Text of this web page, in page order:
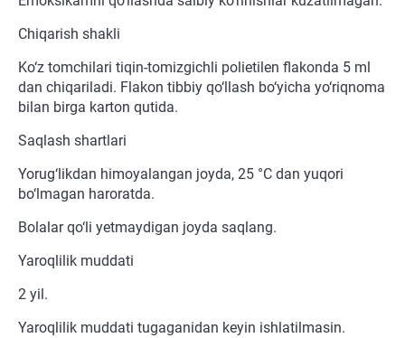
Chiqarish shakli
Ko‘z tomchilari tiqin-tomizgichli polietilen flakonda 5 ml
dan chiqariladi. Flakon tibbiy qo‘llash bo‘yicha yo‘riqnoma
bilan birga karton qutida.
Saqlash shartlari
Yorug‘likdan himoyalangan joyda, 25 °C dan yuqori
bo‘lmagan haroratda.
Bolalar qo‘li yetmaydigan joyda saqlang.
Yaroqlilik muddati
2 yil.
Yaroqlilik muddati tugaganidan keyin ishlatilmasin.